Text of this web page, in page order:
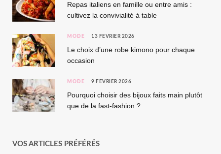
Repas italiens en famille ou entre amis :
cultivez la convivialité à table
MODE 13 FÉVRIER 2026
Le choix d’une robe kimono pour chaque
occasion
MODE 9 FÉVRIER 2026
Pourquoi choisir des bijoux faits main plutôt
que de la fast-fashion ?
VOS ARTICLES PRÉFÉRÉS